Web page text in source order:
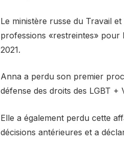
Le ministère russe du Travail
professions «restreintes»
2021.
Anna a perdu son premier
défense des droits des LGBT
Elle a également perdu cette
décisions antérieures et a